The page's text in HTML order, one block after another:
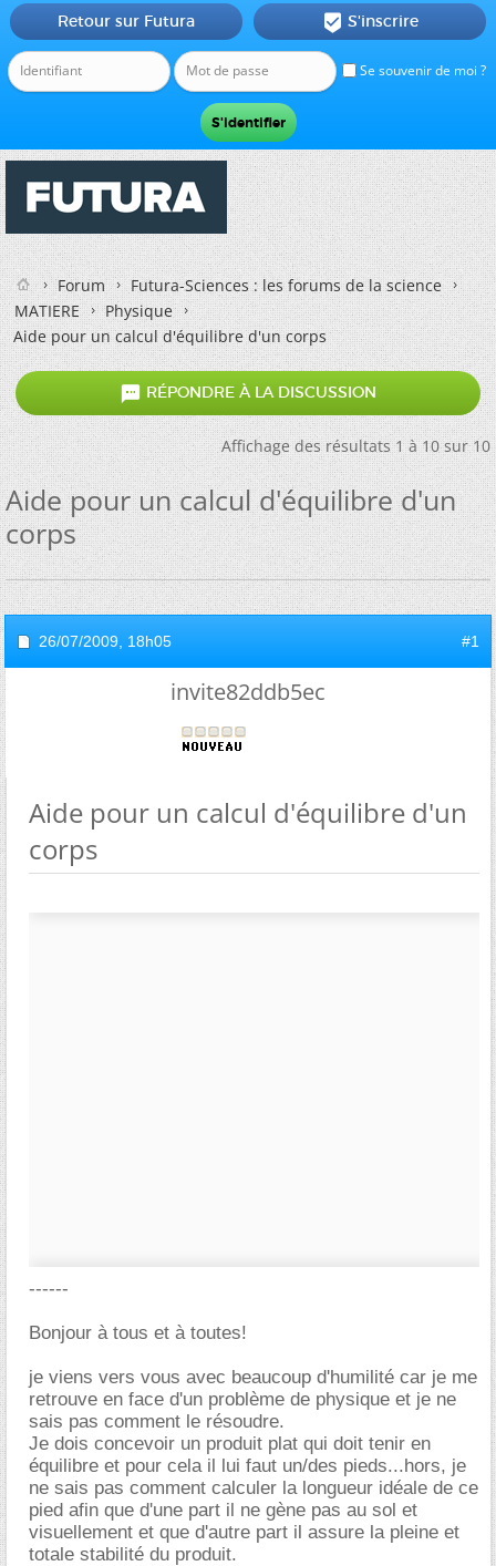
Se souvenir de moi ?
Retour sur Futura  S'inscrire
Forum
Futura-Sciences : les forums de la science
MATIERE
Physique
Aide pour un calcul d'équilibre d'un corps
 RÉPONDRE À LA DISCUSSION
Affichage des résultats 1 à 10 sur 10
Aide pour un calcul d'équilibre d'un
corps
26/07/2009, 18h05 #1
invite82ddb5ec
Aide pour un calcul d'équilibre d'un
corps
------
Bonjour à tous et à toutes!
je viens vers vous avec beaucoup d'humilité car je me
retrouve en face d'un problème de physique et je ne
sais pas comment le résoudre.
Je dois concevoir un produit plat qui doit tenir en
équilibre et pour cela il lui faut un/des pieds...hors, je
ne sais pas comment calculer la longueur idéale de ce
pied afin que d'une part il ne gène pas au sol et
visuellement et que d'autre part il assure la pleine et
totale stabilité du produit.